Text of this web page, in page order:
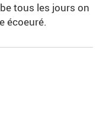
tous les jours on
écoeuré.